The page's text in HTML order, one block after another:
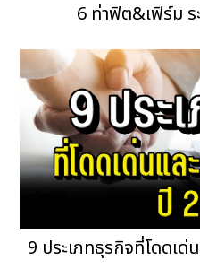
6 ท่าฟิต&เฟิร์ม
9 ประเภทธุรกิจที่โดดเ